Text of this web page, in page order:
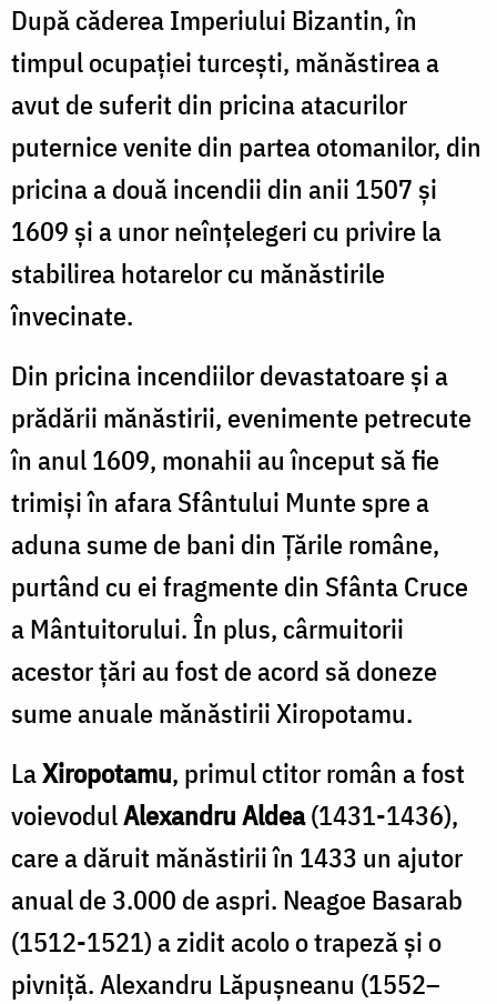
După căderea Imperiului Bizantin, în
timpul ocupaţiei turceşti, mănăstirea a
avut de suferit din pricina atacurilor
puternice venite din partea otomanilor, din
pricina a două incendii din anii 1507 şi
1609 şi a unor neînţelegeri cu privire la
stabilirea hotarelor cu mănăstirile
învecinate.
Din pricina incendiilor devastatoare şi a
prădării mănăstirii, evenimente petrecute
în anul 1609, monahii au început să fie
trimişi în afara Sfântului Munte spre a
aduna sume de bani din Ţările române,
purtând cu ei fragmente din Sfânta Cruce
a Mântuitorului. În plus, cârmuitorii
acestor ţări au fost de acord să doneze
sume anuale mănăstirii Xiropotamu.
LaXiropotamu, primul ctitor român a fost
voievodulAlexandru Aldea(1431-1436),
care a dăruit mănăstirii în 1433 un ajutor
anual de 3.000 de aspri. Neagoe Basarab
(1512-1521) a zidit acolo o trapeză şi o
pivniţă. Alexandru Lăpuşneanu (1552–